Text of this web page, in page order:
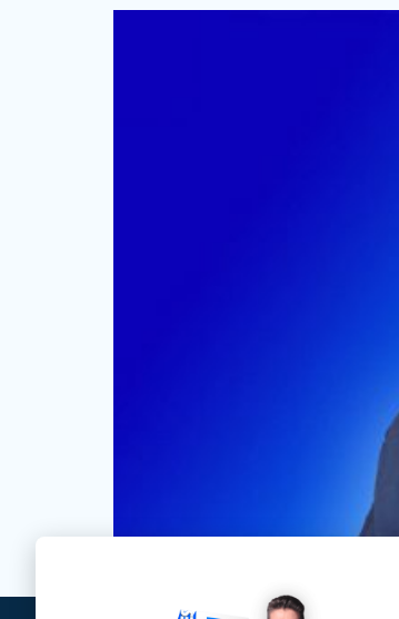
Senador tucano reagiu com